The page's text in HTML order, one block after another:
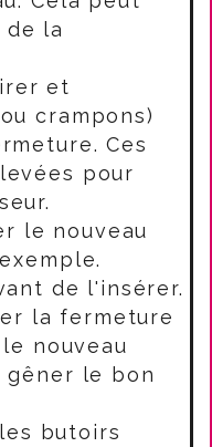
de la
et
crampons)
Ces
pour
nouveau
de l'insérer.
la fermeture
nouveau
gêner le bon
butoirs